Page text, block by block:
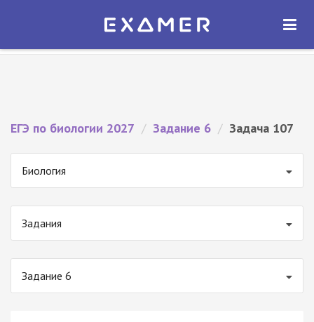
Экзамер — ЕГЭ 2027
ОТКРЫТЬ
ЕГЭ по биологии 2027 / Задание 6 / Задача 107
Биология
Задания
Задание 6